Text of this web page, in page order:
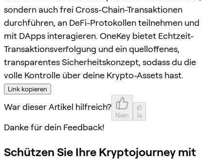
sondern auch frei Cross-Chain-Transaktionen
durchführen, an DeFi-Protokollen teilnehmen und
mit DApps interagieren. OneKey bietet Echtzeit-
Transaktionsverfolgung und ein quelloffenes,
transparentes Sicherheitskonzept, sodass du die
volle Kontrolle über deine Krypto-Assets hast.
Link kopieren
War dieser Artikel hilfreich?
Nein Ja
Danke für dein Feedback!
Schützen Sie Ihre Kryptojourney mit